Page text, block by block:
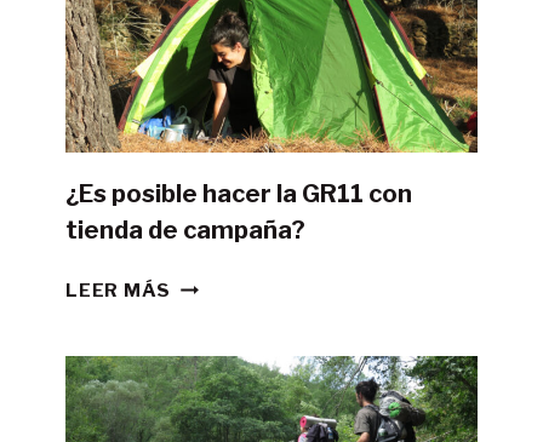
¿Es posible hacer la GR11 con
tienda de campaña?
LEER MÁS ¿ES
LA
GR11
CON